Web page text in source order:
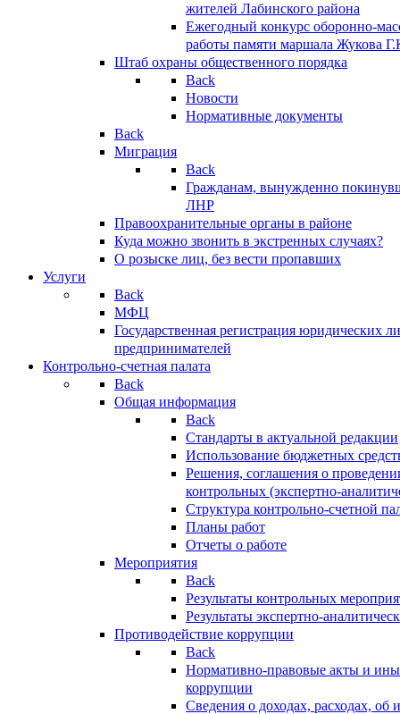
жителей Лабинского района
Ежегодный конкурс оборонно-
работы памяти маршала Жукова
Штаб охраны общественного порядка
Back
Новости
Нормативные документы
Back
Миграция
Back
Гражданам, вынужденно
ЛНР
Правоохранительные органы в районе
Куда можно звонить в экстренных случаях?
О розыске лиц, без вести пропавших
Услуги
Back
МФЦ
Государственная регистрация юридических
предпринимателей
Контрольно-счетная палата
Back
Общая информация
Back
Стандарты в актуальной редакции
Использование бюджетных
Решения, соглашения о
контрольных (экспертно-
Структура контрольно-счетной
Планы работ
Отчеты о работе
Мероприятия
Back
Результаты контрольных
Результаты экспертно-
Противодействие коррупции
Back
Нормативно-правовые акты и
коррупции
Сведения о доходах, расходах, об